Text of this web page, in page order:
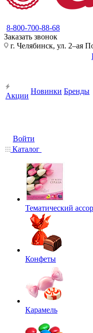
8-800-700-88-68
Заказать звонок
г. Челябинск, ул. 2–ая
Акции
Новинки Бренды
Войти
Каталог
Тематический
Конфеты
Карамель